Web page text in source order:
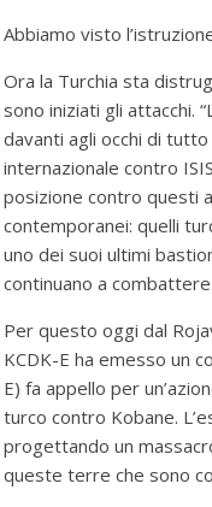
Abbiamo visto
Ora la Turchia sta
sono iniziati gli attacchi.
davanti agli occhi di
internazionale contro
posizione contro questi
contemporanei: quelli
uno dei suoi ultimi
continuano a combattere.
Per questo oggi dal
KCDK-E ha emesso un
E) fa appello per
turco contro Kobane.
progettando un
queste terre che sono